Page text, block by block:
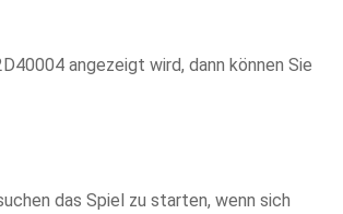
angezeigt wird, dann können Sie
das Spiel zu starten, wenn sich